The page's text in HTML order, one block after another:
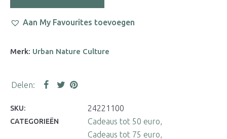
Aan My Favourites toevoegen
Merk: Urban Nature Culture
SKU: 24221100
CATEGORIEËN
Cadeaus tot 50 euro
Cadeaus tot 75 euro